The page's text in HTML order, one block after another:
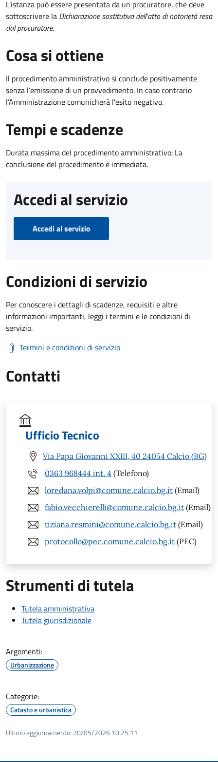
L'istanza può essere presentata da un procuratore, che deve
sottoscrivere la Dichiarazione sostitutiva dell'atto di notorietà resa
dal procuratore.
Cosa si ottiene
Il procedimento amministrativo si conclude positivamente
senza l’emissione di un provvedimento. In caso contrario
l’Amministrazione comunicherà l’esito negativo.
Tempi e scadenze
Durata massima del procedimento amministrativo: La
conclusione del procedimento è immediata.
Accedi al servizio
Accedi al servizio
Condizioni di servizio
Per conoscere i dettagli di scadenze, requisiti e altre
informazioni importanti, leggi i termini e le condizioni di
servizio.
Termini e condizioni di servizio
Contatti
Ufficio Tecnico
Via Papa Giovanni XXIII, 40 24054 Calcio (BG)
0363 968444 int. 4 (Telefono)
loredana.volpi@comune.calcio.bg.it (Email)
fabio.vecchierelli@comune.calcio.bg.it (Email)
tiziana.resmini@comune.calcio.bg.it (Email)
protocollo@pec.comune.calcio.bg.it (PEC)
Strumenti di tutela
Tutela amministrativa
Tutela giurisdizionale
Argomenti:
Urbanizzazione
Categorie:
Catasto e urbanistica
Ultimo aggiornamento: 20/05/2026 10:25.11